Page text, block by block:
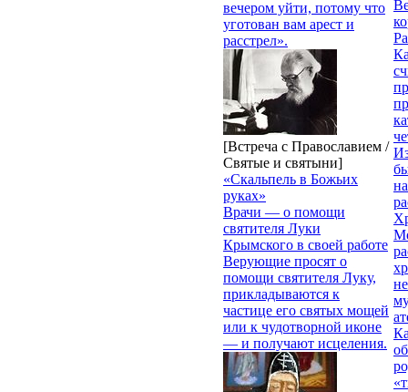
вечером уйти, потому что
уготован вам арест и
расстрел».
[Встреча с Православием /
Святые и святыни]
«Скальпель в Божьих
руках»
Врачи — о помощи
святителя Луки
Крымского в своей работе
Верующие просят о
помощи святителя Луку,
прикладываются к
частице его святых мощей
или к чудотворной иконе
— и получают исцеления.